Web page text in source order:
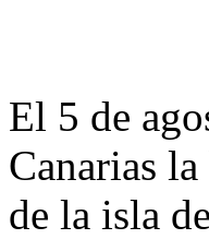
El 5 de
Canarias
de la isla